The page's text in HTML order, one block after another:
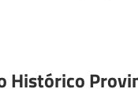
Histórico